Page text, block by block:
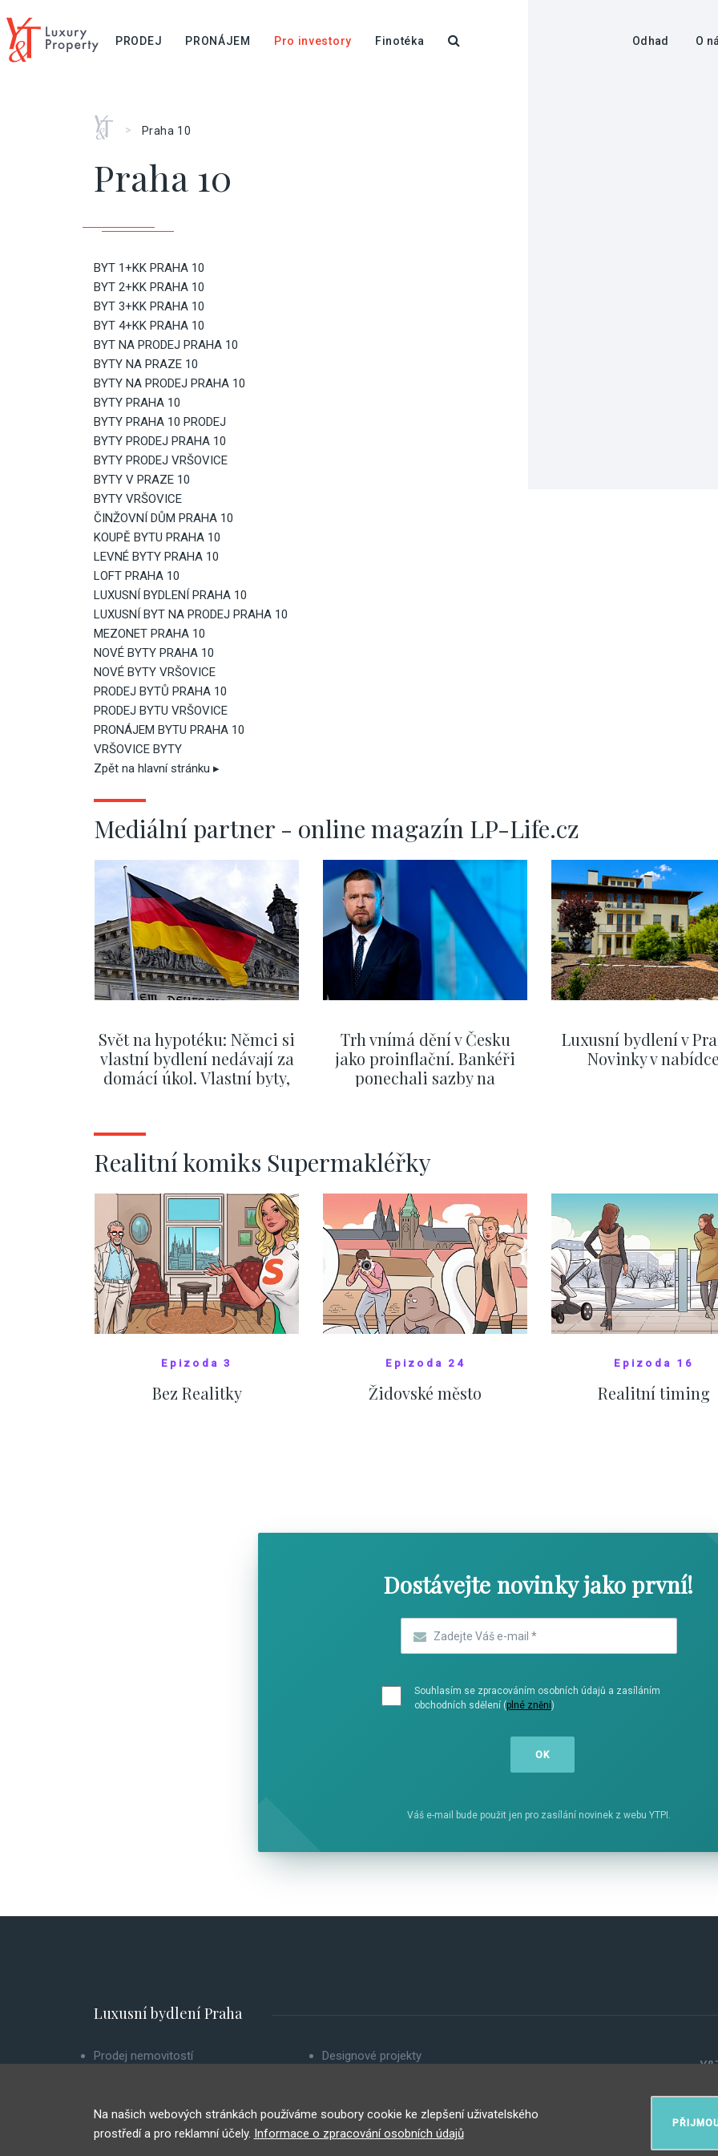
PRODEJ PRONÁJEM Pro investory Finotéka Odhad O
Home
> Praha 10
Praha 10
BYT 1+KK PRAHA 10
BYT 2+KK PRAHA 10
BYT 3+KK PRAHA 10
BYT 4+KK PRAHA 10
BYT NA PRODEJ PRAHA 10
BYTY NA PRAZE 10
BYTY NA PRODEJ PRAHA 10
BYTY PRAHA 10
BYTY PRAHA 10 PRODEJ
BYTY PRODEJ PRAHA 10
BYTY PRODEJ VRŠOVICE
BYTY V PRAZE 10
BYTY VRŠOVICE
ČINŽOVNÍ DŮM PRAHA 10
KOUPĚ BYTU PRAHA 10
LEVNÉ BYTY PRAHA 10
LOFT PRAHA 10
LUXUSNÍ BYDLENÍ PRAHA 10
LUXUSNÍ BYT NA PRODEJ PRAHA 10
MEZONET PRAHA 10
NOVÉ BYTY PRAHA 10
NOVÉ BYTY VRŠOVICE
PRODEJ BYTŮ PRAHA 10
PRODEJ BYTU VRŠOVICE
PRONÁJEM BYTU PRAHA 10
VRŠOVICE BYTY
Zpět na hlavní stránku ▸
Mediální partner - online magazín LP-Life.cz
Svět na hypotéku: Němci si
vlastní bydlení nedávají za
domácí úkol. Vlastní byty,
Trh vnímá dění v Česku
jako proinflační. Bankéři
ponechali sazby na
Luxusní bydlení v
Novinky v nabídce
Realitní komiks Supermakléřky
Epizoda 3
Bez Realitky
Epizoda 24
Židovské město
Epizoda 16
Realitní timing
Dostávejte novinky jako první!
Souhlasím se zpracováním osobních údajů a zasíláním
obchodních sdělení (plné znění)
Váš e-mail bude použit jen pro zasílání novinek z webu YTPI.
Luxusní bydlení Praha
Prodej nemovitostí
Investiční byty
Designové projekty
Poučení spotřebitele
Na našich webových stránkách používáme soubory cookie ke zlepšení uživatelského
prostředí a pro reklamní účely. Informace o zpracování osobních údajů